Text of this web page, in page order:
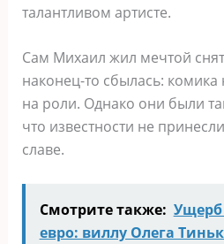
талантливом артисте.
Сам Михаил жил мечтой
наконец-то сбылась:
на роли. Однако они были
что известности не
славе.
Смотрите также: Ущерб
евро: виллу Олега